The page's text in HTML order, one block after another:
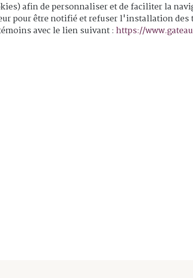
afin de personnaliser et de faciliter la
pour être notifié et refuser l'installation des
avec le lien suivant : https://